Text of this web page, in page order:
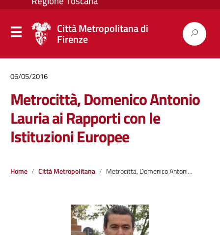
Città Metropolitana di
Firenze
06/05/2016
Metrocittà, Domenico Antonio
Lauria ai Rapporti con le
Istituzioni Europee
Home Città Metropolitana Metrocittà, Domenico Antonio Lauria ai Rapporti con le Istituzioni Europee